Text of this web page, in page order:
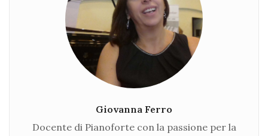
Giovanna Ferro
Docente di Pianoforte con la passione per la